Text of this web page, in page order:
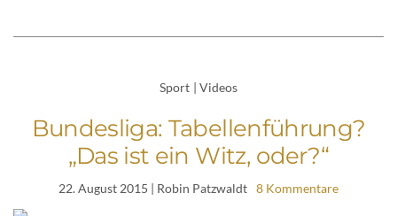
Sport | Videos
Bundesliga: Tabellenführung?
„Das ist ein Witz, oder?“
22. August 2015 | Robin Patzwaldt 8 Kommentare